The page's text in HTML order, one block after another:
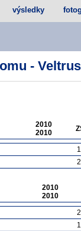
výsledky
-
2010
2010
2010
2010